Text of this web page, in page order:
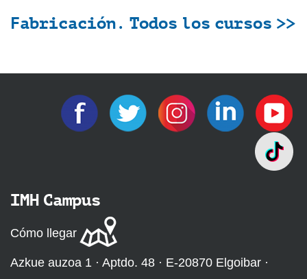
Fabricación. Todos los cursos >>
IMH Campus
Cómo llegar
Azkue auzoa 1 · Aptdo. 48 · E-20870 Elgoibar ·